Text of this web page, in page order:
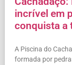
incrível em
conquista a
A Piscina do
formada por